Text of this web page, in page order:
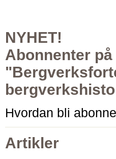
NYHET!
Abonnenter
Hvordan bli
Artikler